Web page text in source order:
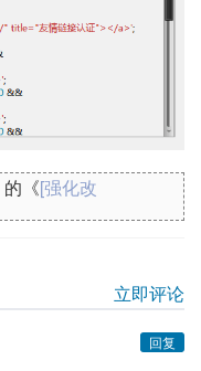
的《[强化改
立即评论
回复